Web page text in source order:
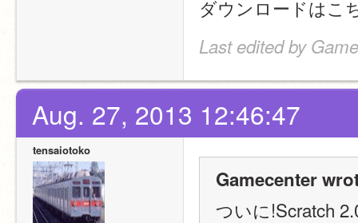
ダウンロードはこ
Last edited by
Aug. 27, 2013 12:46:47
tensaiotoko
Gamecenter
ついに!Scratch